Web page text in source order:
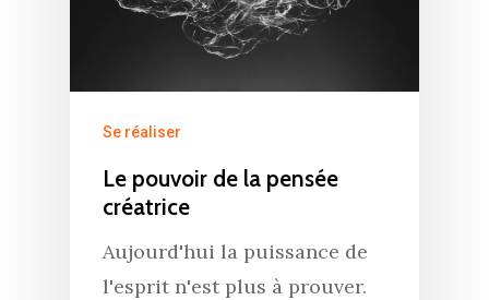
Se réaliser
Le pouvoir de la pensée
créatrice
Aujourd'hui la puissance de
l'esprit n'est plus à prouver.